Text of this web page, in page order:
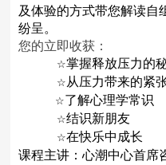
及体验的方式带您解读自
纷呈。
您的立即收获：
☆掌握释放压力的
☆ 从压力带来的紧
☆了解心理学常识
☆结识新朋友
☆在快乐中成长
课程主讲：心潮中心首席